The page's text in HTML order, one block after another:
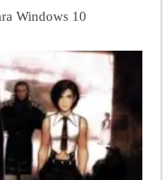
Windows 10